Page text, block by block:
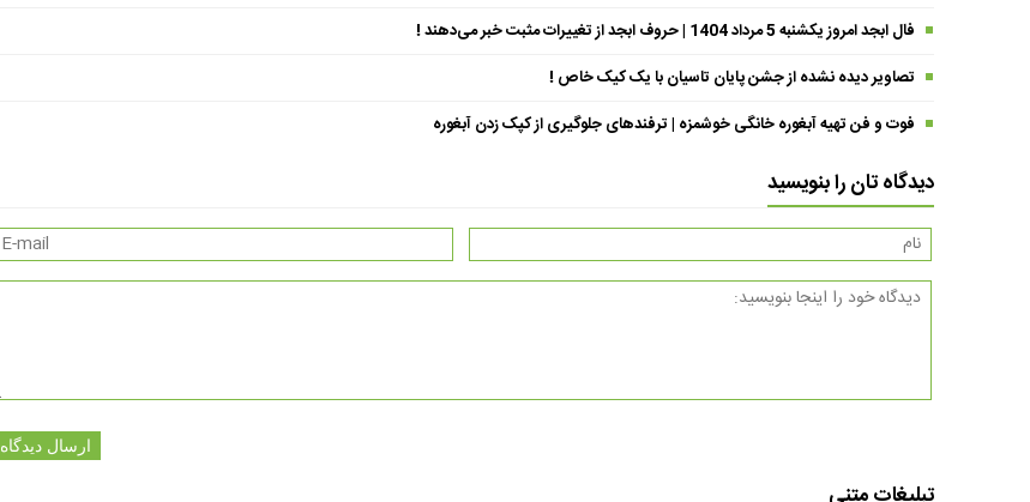
فال ابجد امروز یکشنبه 5 مرداد 1404 | حروف ابجد از تغییرات مثبت خبر می‌دهند !
تصاویر دیده نشده از جشن پایان تاسیان با یک کیک خاص !
فوت و فن تهیه آبغوره خانگی خوشمزه | ترفندهای جلوگیری از کپک زدن آبغوره
دیدگاه تان را بنویسید
ارسال دیدگاه